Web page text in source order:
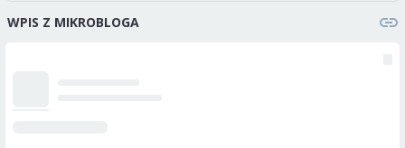
WPIS Z MIKROBLOGA